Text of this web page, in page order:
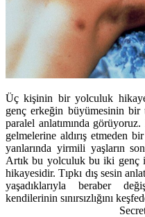
Üç kişinin bir yolculuk
genç erkeğin büyümesinin
paralel anlatımında
gelmelerine aldırış etmeden
yanlarında yirmili yaşların
Artık bu yolculuk bu iki genç
hikayesidir. Tıpkı dış sesin
yaşadıklarıyla beraber
kendilerinin sınırsızlığını